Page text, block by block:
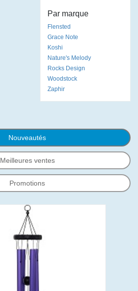
Par marque
Flensted
Grace Note
Koshi
Nature's Melody
Rocks Design
Woodstock
Zaphir
Nouveautés
Meilleures ventes
Promotions